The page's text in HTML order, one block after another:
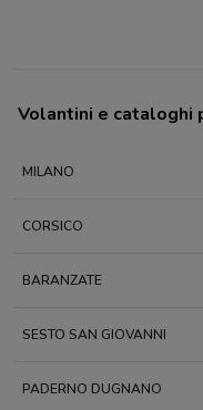
Volantini e cataloghi
MILANO
CORSICO
BARANZATE
SESTO SAN GIOVANNI
PADERNO DUGNANO